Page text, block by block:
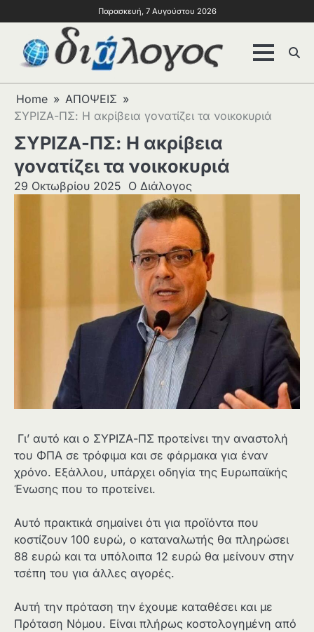
Παρασκευή, 7 Αυγούστου 2026
Home
ΑΠΟΨΕΙΣ
ΣΥΡΙΖΑ-ΠΣ: Η ακρίβεια γονατίζει τα νοικοκυριά
ΣΥΡΙΖΑ-ΠΣ: Η ακρίβεια
γονατίζει τα νοικοκυριά
29 Οκτωβρίου 2025 Ο Διάλογος
Γι’ αυτό και ο ΣΥΡΙΖΑ-ΠΣ προτείνει την αναστολή
του ΦΠΑ σε τρόφιμα και σε φάρμακα για έναν
χρόνο. Εξάλλου, υπάρχει οδηγία της Ευρωπαϊκής
Ένωσης που το προτείνει.
Αυτό πρακτικά σημαίνει ότι για προϊόντα που
κοστίζουν 100 ευρώ, ο καταναλωτής θα πληρώσει
88 ευρώ και τα υπόλοιπα 12 ευρώ θα μείνουν στην
τσέπη του για άλλες αγορές.
Αυτή την πρόταση την έχουμε καταθέσει και με
Πρόταση Νόμου. Είναι πλήρως κοστολογημένη από